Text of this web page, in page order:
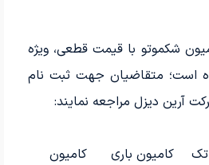
شکموتو با قیمت قطعی، ویژه
اعلام شده است؛ متقاضیان جهت ثبت نام
آرین دیزل مراجعه نمایند:
کامیون باری
کامیون